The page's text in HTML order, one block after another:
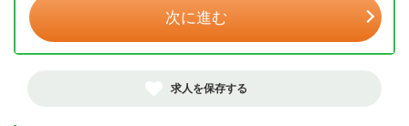
次に進む
求人を保存する